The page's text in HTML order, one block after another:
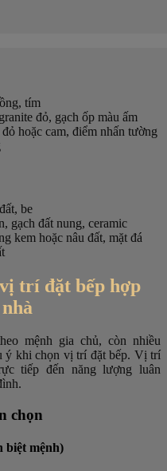
tím
đỏ, gạch ốp màu ấm
hoặc cam, điểm nhấn tường
be
gạch đất nung, ceramic
kem hoặc nâu đất, mặt đá
trí đặt bếp hợp
mệnh gia chủ, còn nhiều
ý khi chọn vị trí đặt bếp. Vị trí
tiếp đến năng lượng luân
chọn
biệt mệnh)